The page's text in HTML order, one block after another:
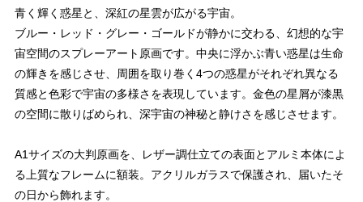
青く輝く惑星と、深紅の星雲が広がる宇宙。
ブルー・レッド・グレー・ゴールドが静かに交わる、幻想的な宇
宙空間のスプレーアート原画です。中央に浮かぶ青い惑星は生命
の輝きを感じさせ、周囲を取り巻く4つの惑星がそれぞれ異なる
質感と色彩で宇宙の多様さを表現しています。金色の星屑が漆黒
の空間に散りばめられ、深宇宙の神秘と静けさを感じさせます。
A1サイズの大判原画を、レザー調仕立ての表面とアルミ本体によ
る上質なフレームに額装。アクリルガラスで保護され、届いたそ
の日から飾れます。